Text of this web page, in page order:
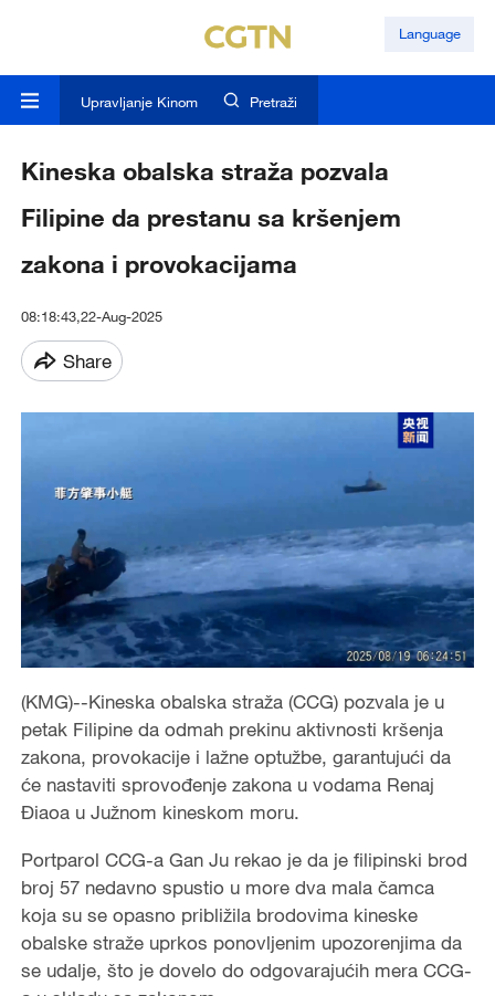
Language
Upravljanje Kinom Pretraži
Kineska obalska straža pozvala
Filipine da prestanu sa kršenjem
zakona i provokacijama
08:18:43,22-Aug-2025
Share
(KMG)--Kineska obalska straža (CCG) pozvala je u
petak Filipine da odmah prekinu aktivnosti kršenja
zakona, provokacije i lažne optužbe, garantujući da
će nastaviti sprovođenje zakona u vodama Renaj
Điaoa u Južnom kineskom moru.
Portparol CCG-a Gan Ju rekao je da je filipinski brod
broj 57 nedavno spustio u more dva mala čamca
koja su se opasno približila brodovima kineske
obalske straže uprkos ponovljenim upozorenjima da
se udalje, što je dovelo do odgovarajućih mera CCG-